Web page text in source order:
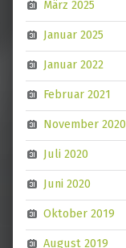
März 2025
Januar 2025
Januar 2022
Februar 2021
November 2020
Juli 2020
Juni 2020
Oktober 2019
August 2019